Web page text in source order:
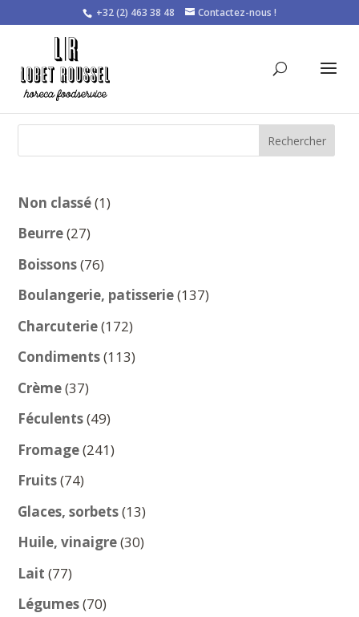
+32 (2) 463 38 48 Contactez-nous !
Rechercher
Non classé 11
Beurre 2727
produits
Boissons 7676
produits
Boulangerie, patisserie 137137
Charcuterie 172172
produits
Condiments 113113
Crème 3737
produits
Féculents 4949
produits
Fromage 241241
Fruits 7474
produits
Glaces, sorbets 1313
produits
Huile, vinaigre 3030
Lait 7777
produits
Légumes 7070